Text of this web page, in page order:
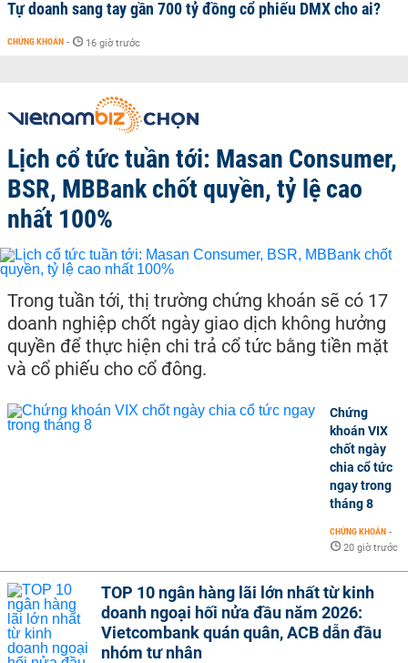
Tự doanh sang tay gần 700 tỷ đồng cổ phiếu DMX cho ai?
CHỨNG KHOÁN - 16 giờ trước
Lịch cổ tức tuần tới: Masan Consumer,
BSR, MBBank chốt quyền, tỷ lệ cao
nhất 100%
Trong tuần tới, thị trường chứng khoán sẽ có 17
doanh nghiệp chốt ngày giao dịch không hưởng
quyền để thực hiện chi trả cổ tức bằng tiền mặt
và cổ phiếu cho cổ đông.
Chứng
khoán VIX
chốt ngày
chia cổ tức
ngay trong
tháng 8
CHỨNG KHOÁN -
20 giờ trước
TOP 10 ngân hàng lãi lớn nhất từ kinh
doanh ngoại hối nửa đầu năm 2026:
Vietcombank quán quân, ACB dẫn đầu
nhóm tư nhân